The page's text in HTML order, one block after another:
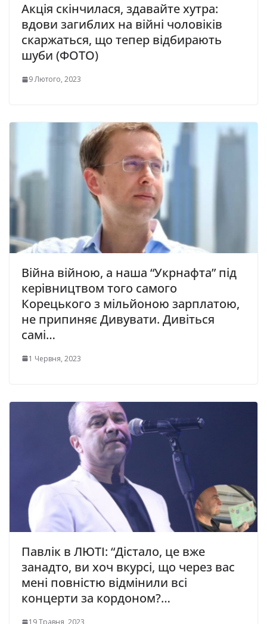
Акція скінчилася, здавайте хутра:
вдови загиблих на війні чоловіків
скаржаться, що тепер відбирають
шуби (ФОТО)
9 Лютого, 2023
Війна війною, а наша “Укрнафта” під
керівництвом того самого
Корецького з мільйоною зарплатою,
не припиняє Дивувати. Дивіться
самі…
1 Червня, 2023
Павлік в ЛЮТІ: “Дістало, це вже
занадто, ви хоч вкурсі, що через вас
мені повністю відмінили всі
концерти за кордоном?…